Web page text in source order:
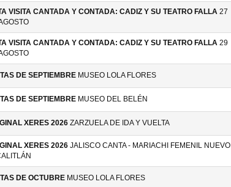
VISITA CANTADA Y CONTADA: CADIZ Y SU TEATRO FALLA 27
VISITA CANTADA Y CONTADA: CADIZ Y SU TEATRO FALLA 29
DE SEPTIEMBRE MUSEO LOLA FLORES
DE SEPTIEMBRE MUSEO DEL BELÉN
XERES 2026 ZARZUELA DE IDA Y VUELTA
XERES 2026 JALISCO CANTA - MARIACHI FEMENIL NUEVO
DE OCTUBRE MUSEO LOLA FLORES